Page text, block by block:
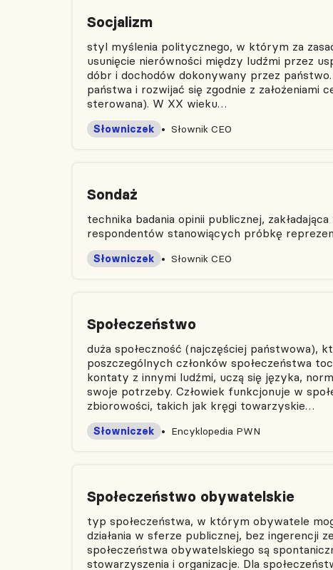
Socjalizm
styl myślenia politycznego, w którym za
usunięcie nierówności między ludźmi przez
dóbr i dochodów dokonywany przez
państwa i rozwijać się zgodnie z założeniami
sterowana). W XX wieku…
Słownik CEO
Słowniczek
Sondaż
technika badania opinii publicznej,
respondentów stanowiących próbkę
Słownik CEO
Słowniczek
Społeczeństwo
duża społeczność (najczęściej państwowa),
poszczególnych członków społeczeństwa
kontaty z innymi ludźmi, uczą się języka,
swoje potrzeby. Człowiek funkcjonuje w
zbiorowości, takich jak kręgi towarzyskie…
Encyklopedia PWN
Słowniczek
Społeczeństwo obywatelskie
typ społeczeństwa, w którym obywatele
działania w sferze publicznej, bez ingerencji
społeczeństwa obywatelskiego są
stowarzyszenia i organizacje. Dla